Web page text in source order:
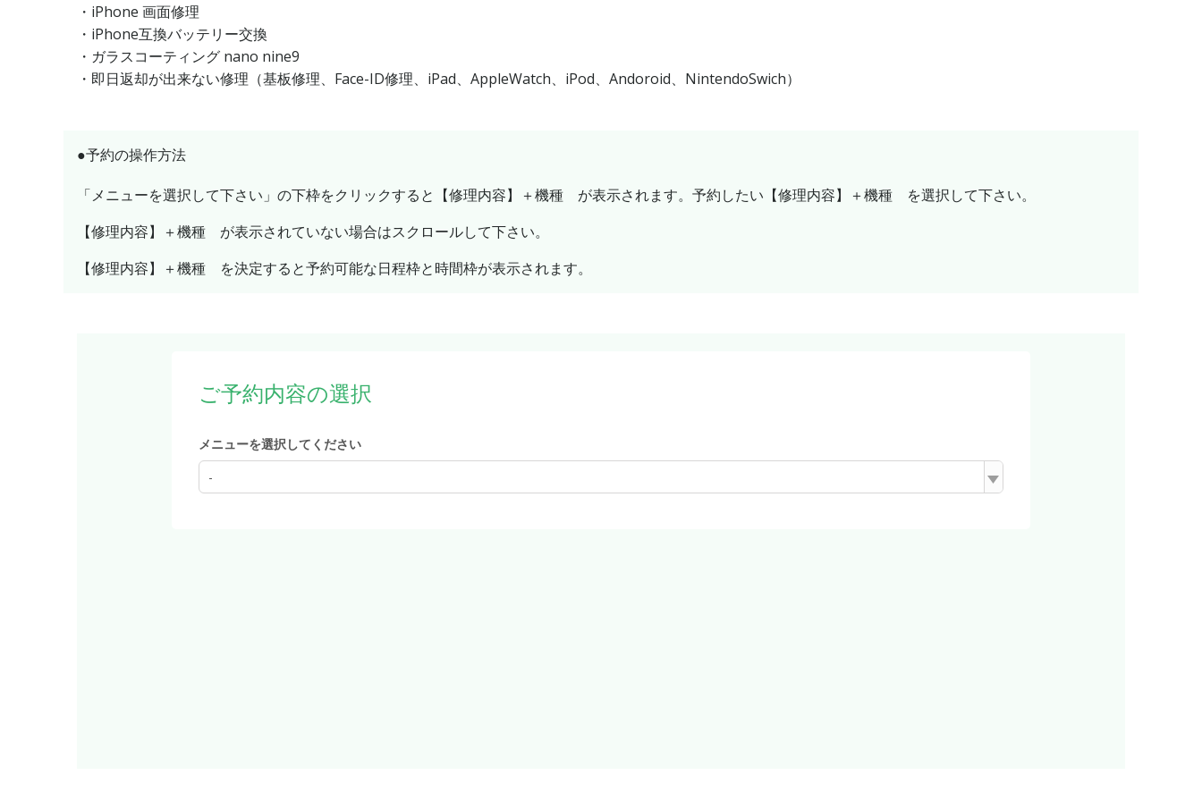
・ iPhone 画面修理
・ iPhone互換バッテリー交換
・ガラスコーティング nano nine9
・即日返却が出来ない修理（基板修理、Face-ID修理、iPad、AppleWatch、iPod、Andoroid、NintendoSwich）
●予約の操作方法
「メニューを選択して下さい」の下枠をクリックすると【修理内容】＋機種 が表示されます。予約したい【修理内容】＋機種 を選択して下さい。
【修理内容】＋機種 が表示されていない場合はスクロールして下さい。
【修理内容】＋機種 を決定すると予約可能な日程枠と時間枠が表示されます。